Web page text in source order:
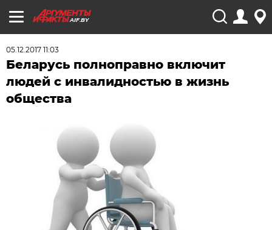
AIF.BY
05.12.2017 11:03
Беларусь полноправно включит
людей с инвалидностью в жизнь
общества